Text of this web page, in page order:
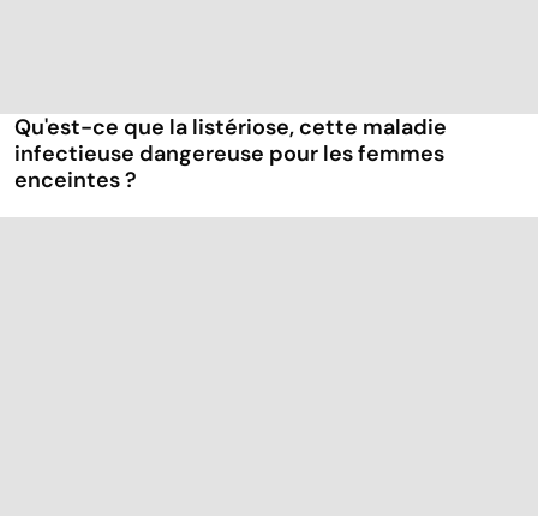
Qu'est-ce que la listériose, cette maladie
infectieuse dangereuse pour les femmes
enceintes ?